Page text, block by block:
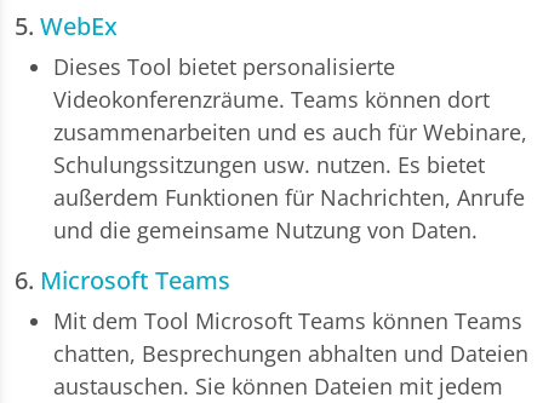
5. WebEx
Dieses Tool bietet personalisierte
Videokonferenzräume. Teams können dort
zusammenarbeiten und es auch für Webinare,
Schulungssitzungen usw. nutzen. Es bietet
außerdem Funktionen für Nachrichten, Anrufe
und die gemeinsame Nutzung von Daten.
6. Microsoft Teams
Mit dem Tool Microsoft Teams können Teams
chatten, Besprechungen abhalten und Dateien
austauschen. Sie können Dateien mit jedem